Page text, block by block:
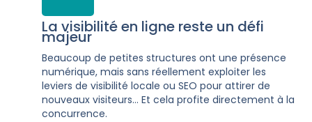
La visibilité en ligne reste un défi
majeur
Beaucoup de petites structures ont une présence
numérique, mais sans réellement exploiter les
leviers de visibilité locale ou SEO pour attirer de
nouveaux visiteurs... Et cela profite directement à la
concurrence.